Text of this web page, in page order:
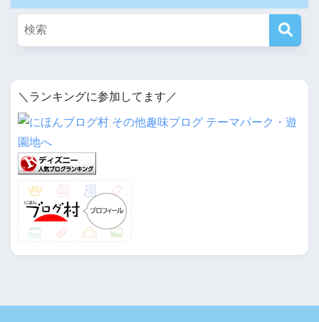
＼ランキングに参加してます／